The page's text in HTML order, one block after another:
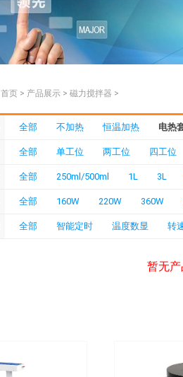
首页 > 产品展示 > 磁力搅拌器 >
全部 不加热 恒温加热 电热
全部 单工位 两工位 四工位
全部 250ml/500ml 1L 3L
全部 160W 220W 360W
全部 智能定时 温度数显 转
暂无